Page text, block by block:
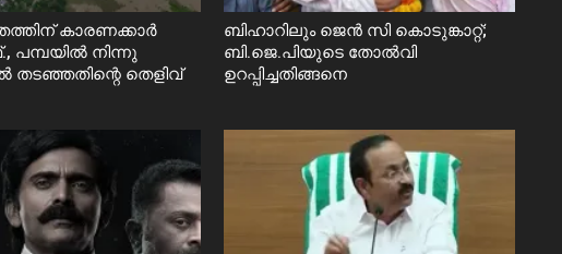
കാരണക്കാർ
നിന്നു
തെളിവ്
ബിഹാറിലും ജെൻ സി കൊടുങ്കാറ്റ്;
ബി.ജെ.പിയുടെ തോൽവി
ഉറപ്പിച്ചതിങ്ങനെ